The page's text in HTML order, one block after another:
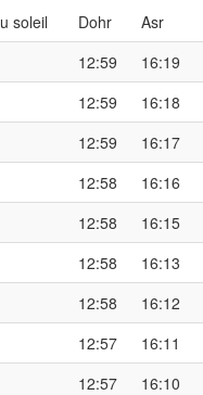
soleil Dohr Asr
12:59 16:19
12:59 16:18
12:59 16:17
12:58 16:16
12:58 16:15
12:58 16:13
12:58 16:12
12:57 16:11
12:57 16:10